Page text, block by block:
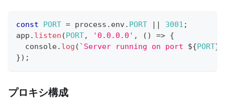
const PORT = process . env. PORT || 3001 ;
app . listen (PORT, '0.0.0.0' , ( ) => {
console. log ( ` Server running on port ${PORT}
}) ;
プロキシ構成